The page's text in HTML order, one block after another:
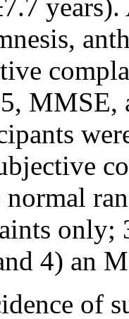
only;
4) an
of